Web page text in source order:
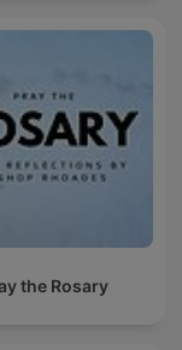
the Rosary